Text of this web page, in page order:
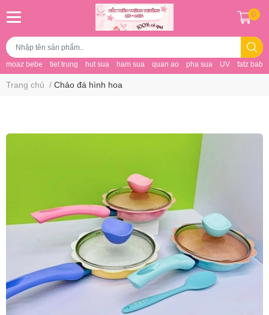
moaz bebe tiet trung hut sua ham sua quan ao pha sua UV fatz baby
0
Trang chủ / Chảo đá hình hoa